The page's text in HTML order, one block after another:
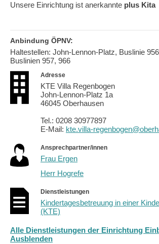
Unsere Einrichtung ist anerkannte plus Kita
Anbindung ÖPNV:
Haltestellen: John-Lennon-Platz, Buslinie
Buslinien 957, 966
Adresse
KTE Villa Regenbogen
John-Lennon-Platz 1a
46045 Oberhausen
Tel.: 0208 30977897
E-Mail: kte.villa-
Ansprechpartner/innen
Frau Ergen
Herr Hogrefe
Dienstleistungen
Kindertagesbetreuung in einer
(KTE)
Alle Dienstleistungen der Einrichtung
Ausblenden